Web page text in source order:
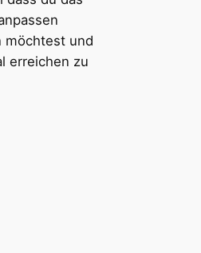
möchtest und
erreichen zu